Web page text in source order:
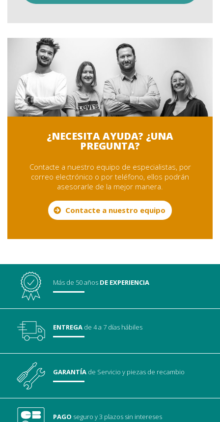
¿NECESITA AYUDA? ¿UNA
PREGUNTA?
Contacte a nuestro equipo de especialistas, por
correo electrónico o por teléfono, ellos podrán
asesorarle de la mejor manera.
Contacte a nuestro equipo
Más de 50 años DE EXPERIENCIA
ENTREGA de 4 a 7 días hábiles
GARANTÍA de Servicioy piezas de recambio
PAGO seguroy 3 plazos sin intereses